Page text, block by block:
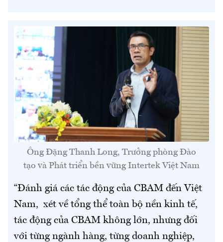
Ông Đặng Thanh Long, Trưởng phòng Đào
tạo và Phát triển bền vững Intertek Việt Nam
“Đánh giá các tác động của CBAM đến Việt
Nam, xét về tổng thể toàn bộ nền kinh tế,
tác động của CBAM không lớn, nhưng đối
với từng ngành hàng, từng doanh nghiệp,